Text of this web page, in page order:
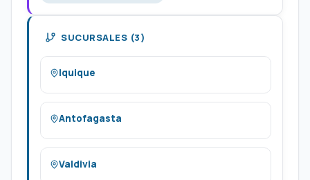
SUCURSALES (3)
Iquique
Antofagasta
Valdivia